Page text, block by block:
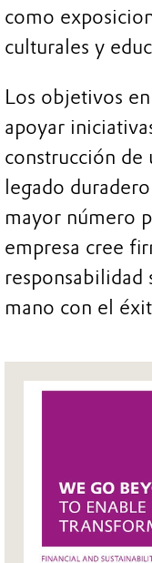
como
culturales y
Los objetivos
apoyar
construcción de
legado
mayor número
empresa cree
responsabilidad
mano con el